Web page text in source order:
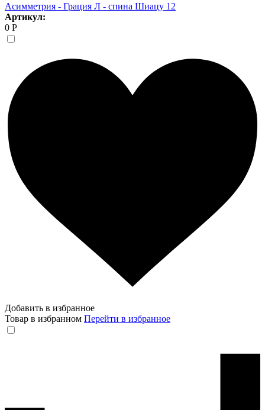
Асимметрия - Грация Л - спина Шиацу 12
Артикул:
0 Р
Добавить в избранное
Товар в избранном Перейти в избранное